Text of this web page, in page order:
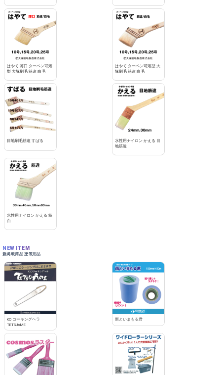
はやて 薄口 ターペン可溶
型 大塚刷毛 筋違 白毛
はやて ターペン可溶型 大
塚刷毛 筋違 白毛
目地刷毛筋違 すばる
水性用ナイロン かえる 目
地筋違
水性用ナイロン かえる 筋
白
NEW ITEM
新掲載商品 塗装用品
KO コーキングヘラ
TETSUAME
雨といまもる君